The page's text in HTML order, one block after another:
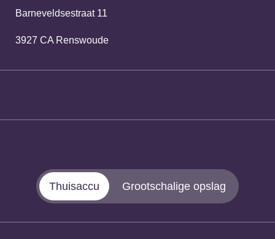
Barneveldsestraat 11
3927 CA Renswoude
Thuisaccu Grootschalige opslag